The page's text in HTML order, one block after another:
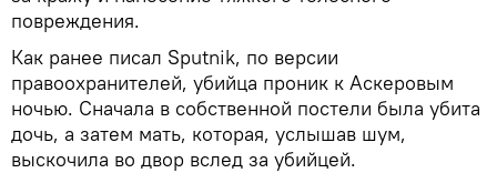
повреждения.
Как ранее писал Sputnik, по версии
правоохранителей, убийца проник к Аскеровым
ночью. Сначала в собственной постели была убита
дочь, а затем мать, которая, услышав шум,
выскочила во двор вслед за убийцей.